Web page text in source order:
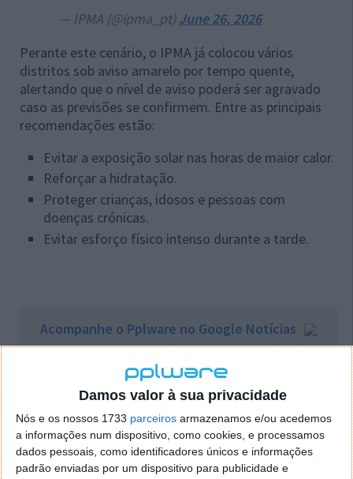
Damos valor à sua privacidade
Nós e os nossos 1733 parceiros armazenamos e/ou acedemos
a informações num dispositivo, como cookies, e processamos
dados pessoais, como identificadores únicos e informações
padrão enviadas por um dispositivo para publicidade e
— IPMA (@ipma_pt) June 26, 2026
Perante este cenário, o IPMA já colocou vários
distritos sob aviso amarelo por tempo quente,
alertando que o nível de aviso poderá ser agravado
caso as previsões se confirmem. Entre as principais
recomendações estão:
Evitar a exposição solar nas horas de maior calor.
Reforçar a hidratação.
Proteger crianças, idosos e pessoas com
doenças crónicas.
Evitar esforço físico intenso durante a tarde.
Acompanhe o Pplware no Google Notícias
Proponha uma correção, faça uma sugestão
Autor:Pedro Pinto